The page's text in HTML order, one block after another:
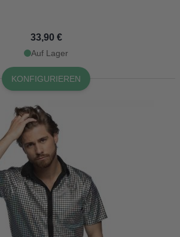
33,90 €
Auf Lager
KONFIGURIEREN